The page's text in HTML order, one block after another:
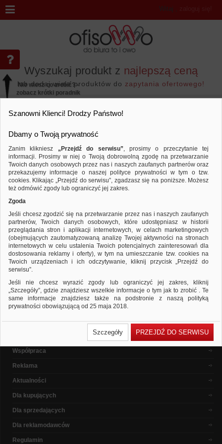
Wyszukaj produkt z najlepszą ceną
lub dodaj wiele produktów do zapytania ofertowego!
Witaj ,
Wyniki wyszukiwania
PODPOWIEDZI
Zmień kryteria wyszukiwania zaznaczając inne filtry i wyszukaj
ponownie
Sprawdź, czy wszystkie słowa zostały poprawnie napisane.
Spróbuj użyć innych słów kluczowych.
Popularne marki
O nas
Współpraca
Reklama
Aktualności
Dla kupujących
Dla sprzedających
Dla reklamodawców
Regulamin
Nie wiesz co zrobić? -
zobacz krótki poradnik
Szanowni Klienci! Drodzy Państwo!
Dbamy o Twoją prywatność
Zanim klikniesz „Przejdź do serwisu”, prosimy o przeczytanie tej
informacji. Prosimy w niej o Twoją dobrowolną zgodę na przetwarzanie
Twoich danych osobowych przez nas i naszych zaufanych partnerów oraz
przekazujemy informacje o naszej polityce prywatności w tym o tzw.
cookies. Klikając „Przejdź do serwisu”, zgadzasz się na poniższe. Możesz
też odmówić zgody lub ograniczyć jej zakres.
Zgoda
Jeśli chcesz zgodzić się na przetwarzanie przez nas i naszych zaufanych
partnerów, Twoich danych osobowych, które udostępniasz w historii
przeglądania stron i aplikacji internetowych, w celach marketingowych
(obejmujących zautomatyzowaną analizę Twojej aktywności na stronach
internetowych w celu ustalenia Twoich potencjalnych zainteresowań dla
dostosowania reklamy i oferty), w tym na umieszczanie tzw. cookies na
Twoich urządzeniach i ich odczytywanie, kliknij przycisk „Przejdź do
serwisu”.
Jeśli nie chcesz wyrazić zgody lub ograniczyć jej zakres, kliknij
„Szczegóły”, gdzie znajdziesz wszelkie informacje o tym jak to zrobić . Te
same informacje znajdziesz także na podstronie z naszą polityką
prywatności obowiązującą od 25 maja 2018.
wcześniejsza zgoda której udzieliliście podczas zakładania konta. Każda
Państwa zgoda jest dobrowolna i można ją w dowolnym momencie
Polityka prywatności (rozwiń)
Klauzula Informacyjna (rozwiń)
Lista Zaufanych Partnerów (rozwiń)
Szczegóły PRZEJDŹ DO SERWISU